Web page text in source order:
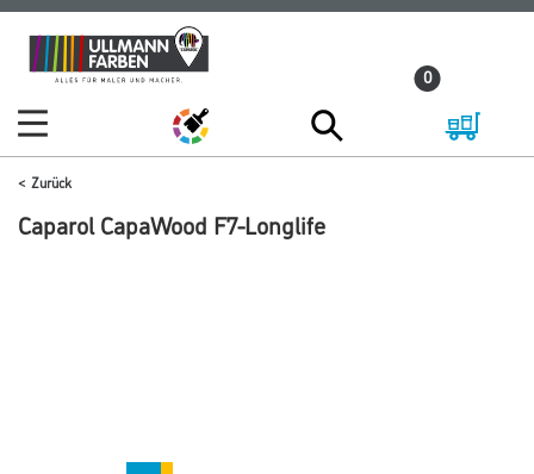
Zum
Inhalt
Zum
Navigationsmenü
0
Zurück
Caparol CapaWood F7-Longlife